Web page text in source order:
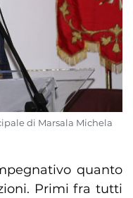
di Marsala Michela
quanto
Primi fra tutti